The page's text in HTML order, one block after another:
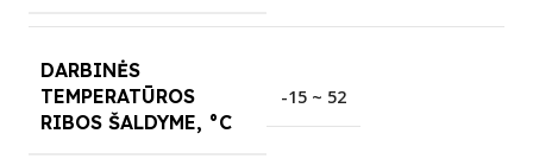
DARBINĖS
TEMPERATŪROS
RIBOS ŠALDYME, °C
-15 ~ 52